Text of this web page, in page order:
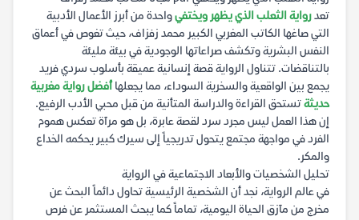
تعدرواية الثعلب الذي يظهر ويختفيواحدة من أبرز الأعمال الأدبية
التي صاغها الكاتب المغربي الكبير محمد زفزاف، حيث تغوص في أعماق
النفس البشرية وتكشف صراعاتها الوجودية في بيئة مليئة
بالتناقضات. تتناول الرواية قصة إنسانية عميقة بأسلوب سردي فريد
يجمع بين الواقعية والسخرية السوداء، مما يجعلهاأفضل رواية مغربية
حديثةتستحق القراءة والدراسة المتأنية من قبل محبي الأدب الرفيع.
إن هذا العمل ليس مجرد سرد لقصة عابرة، بل هو مرآة تعكس هموم
الفرد في مواجهة مجتمع يتحول تدريجياً إلى سيرك كبير يحكمه الخداع
والمكر.
تحليل الشخصيات والأبعاد الاجتماعية في الرواية
في عالم الرواية، نجد أن الشخصية الرئيسية تحاول دائماً البحث عن
مخرج من مآزق الحياة اليومية، تماماً كما يبحث المستثمر عن فرص